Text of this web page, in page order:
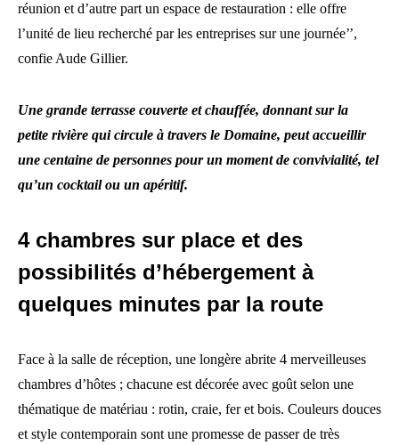
réunion et d’autre part un espace de restauration : elle offre
l’unité de lieu recherché par les entreprises sur une journée’’,
confie Aude Gillier.
Une grande terrasse couverte et chauffée, donnant sur la
petite rivière qui circule à travers le Domaine, peut accueillir
une centaine de personnes pour un moment de convivialité, tel
qu’un cocktail ou un apéritif.
4 chambres sur place et des
possibilités d’hébergement à
quelques minutes par la route
Face à la salle de réception, une longère abrite 4 merveilleuses
chambres d’hôtes ; chacune est décorée avec goût selon une
thématique de matériau : rotin, craie, fer et bois. Couleurs douces
et style contemporain sont une promesse de passer de très